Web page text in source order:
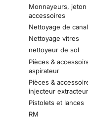
Monnayeurs, jeton
accessoires
Nettoyage de
Nettoyage vitres
nettoyeur de sol
Pièces &
aspirateur
Pièces &
injecteur extracteur
Pistolets et lances
RM